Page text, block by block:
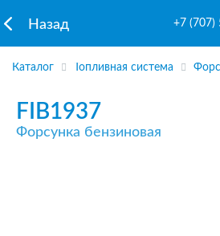
Назад +7 (707)
Каталог Топливная система
FIB1937
Форсунка бензиновая